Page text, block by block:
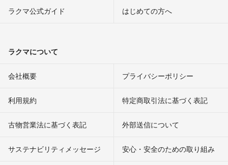
ラクマ公式ガイド はじめての方へ
ラクマについて
会社概要 プライバシーポリシー
利用規約 特定商取引法に基づく表記
古物営業法に基づく表記 外部送信について
サステナビリティメッセージ 安心・安全のための取り組み